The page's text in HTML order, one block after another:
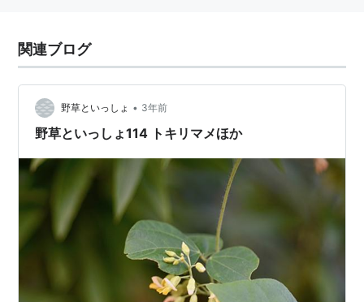
関連ブログ
野草といっしょ • 3年前
野草といっしょ114 トキリマメほか